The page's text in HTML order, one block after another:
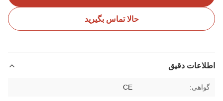
حالا تماس بگیرید
اطلاعات دقیق
گواهی: CE